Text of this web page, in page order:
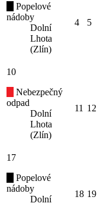
Popelové
nádoby
Dolní
Lhota
(Zlín)
4 5
10
Nebezpečný
odpad
Dolní
Lhota
(Zlín)
11 12
17
Popelové
nádoby
Dolní
18 19